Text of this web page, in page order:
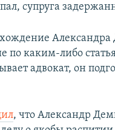
супруга
Александра
по каким-либо
адвокат, он
, что Александр